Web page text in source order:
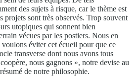
des sujets à risque, car le thème est
projets sont très observés. Trop souvent
utopiques qui sonnent bien
vécues par les postiers. Nous en
éviter cet écueil pour que ce
transverse dont nous avons tous
nous gagnons », notre devise au
de notre philosophie.